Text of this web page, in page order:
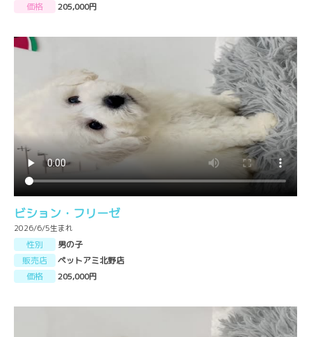
価格
205,000円
ビション・フリーゼ
2026/6/5生まれ
性別
男の子
販売店
ペットアミ北野店
価格
205,000円